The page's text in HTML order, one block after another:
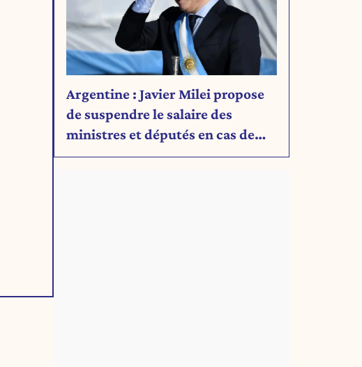
Argentine : Javier Milei propose
de suspendre le salaire des
ministres et députés en cas de
déficit budgétaire